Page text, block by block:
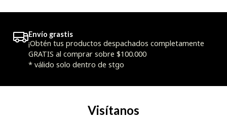
Envío grastis
¡Obtén tus productos despachados completamente
GRATIS al comprar sobre $100.000
* válido solo dentro de stgo
Visítanos